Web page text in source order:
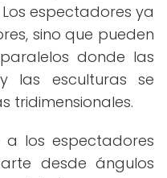
Los espectadores ya
sino que pueden
donde las
las esculturas se
tridimensionales.
a los espectadores
desde ángulos